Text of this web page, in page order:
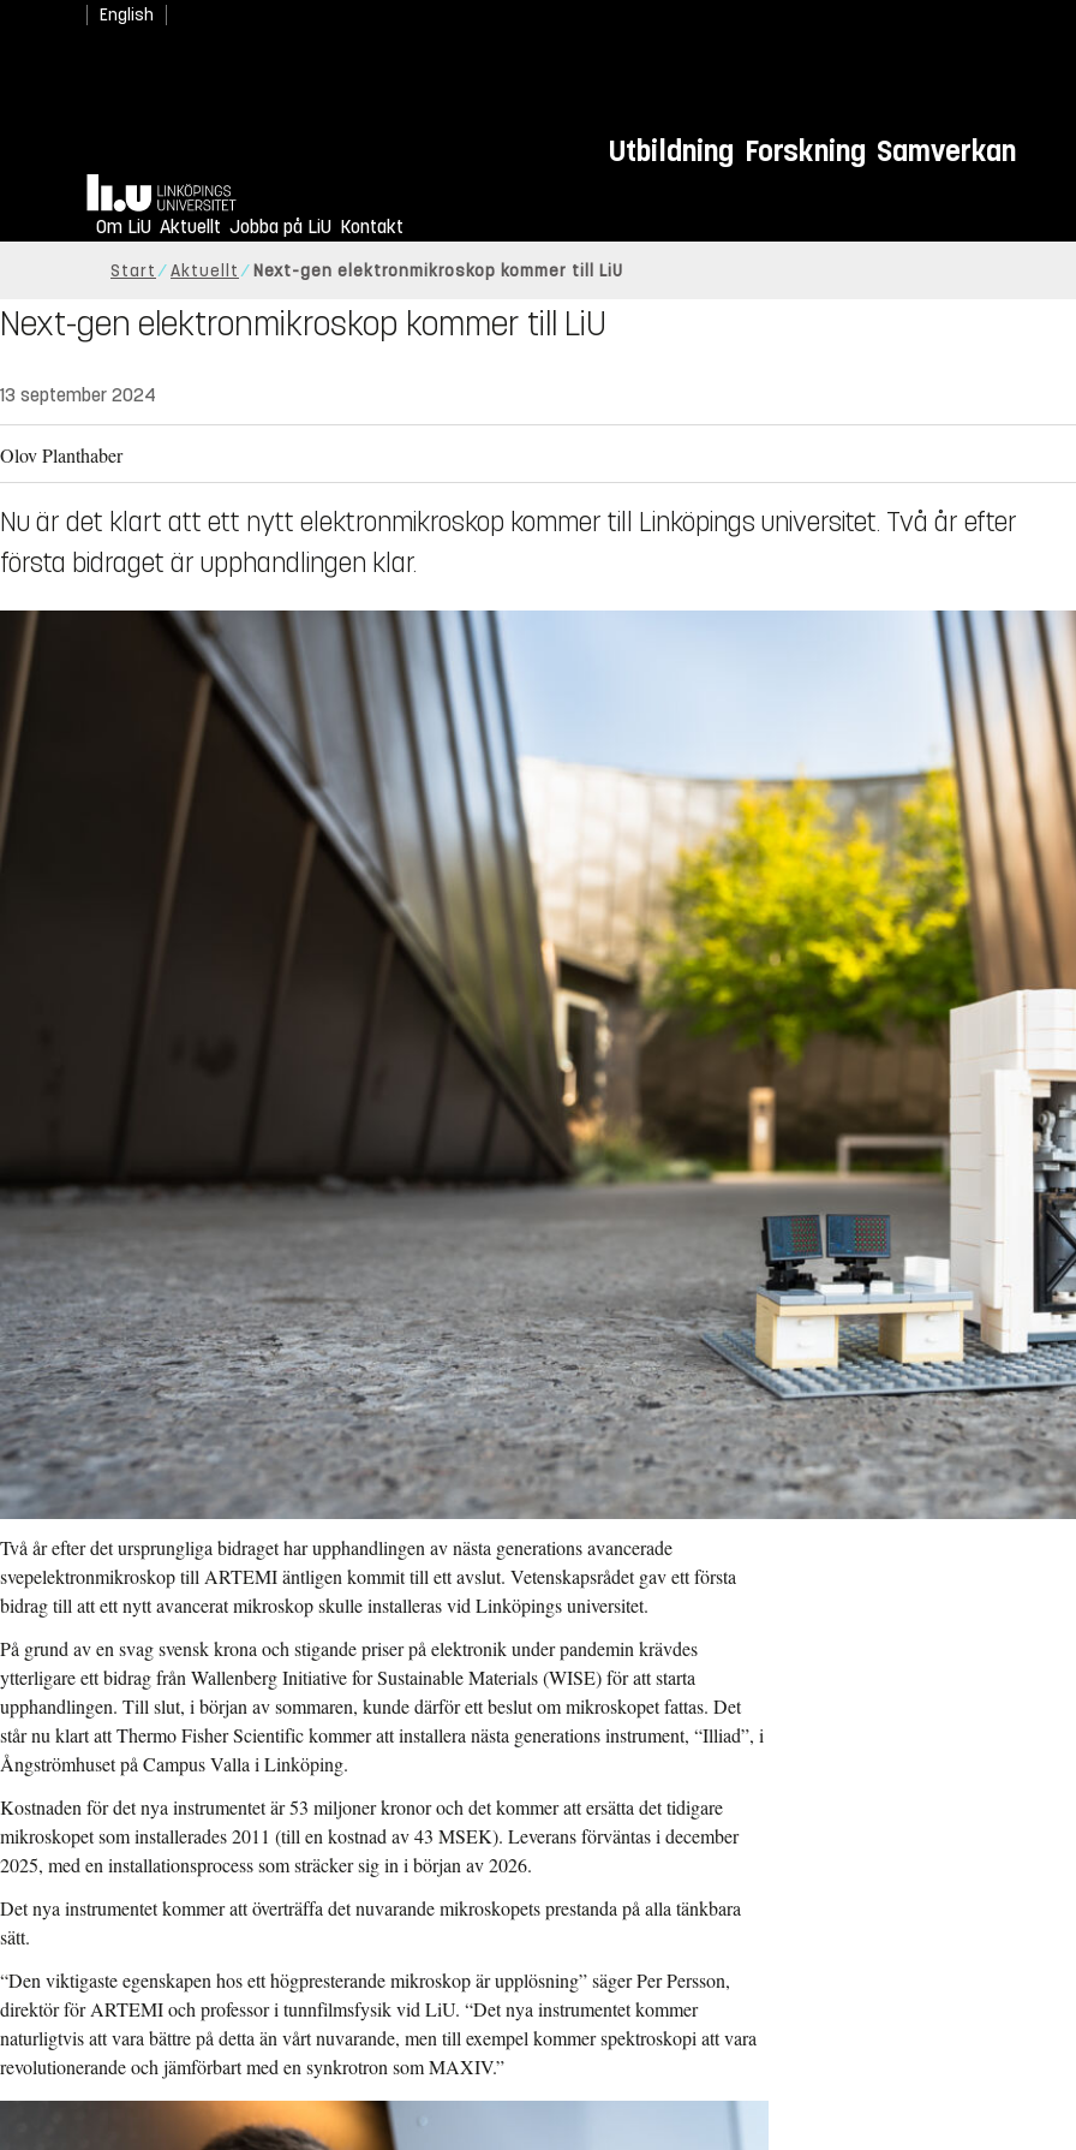
English
Utbildning Forskning Samverkan
Hem
Om LiU Aktuellt Jobba på LiU Kontakt
Start Aktuellt Next-gen elektronmikroskop kommer till LiU
Next-gen elektronmikroskop kommer till LiU
13 september 2024
Olov Planthaber
Nu är det klart att ett nytt elektronmikroskop kommer till Linköpings universitet. Två år efter
första bidraget är upphandlingen klar.
Två år efter det ursprungliga bidraget har upphandlingen av nästa generations avancerade
svepelektronmikroskop till ARTEMI äntligen kommit till ett avslut. Vetenskapsrådet gav ett första
bidrag till att ett nytt avancerat mikroskop skulle installeras vid Linköpings universitet.
På grund av en svag svensk krona och stigande priser på elektronik under pandemin krävdes
ytterligare ett bidrag från Wallenberg Initiative for Sustainable Materials (WISE) för att starta
upphandlingen. Till slut, i början av sommaren, kunde därför ett beslut om mikroskopet fattas. Det
står nu klart att Thermo Fisher Scientific kommer att installera nästa generations instrument, “Illiad”, i
Ångströmhuset på Campus Valla i Linköping.
Kostnaden för det nya instrumentet är 53 miljoner kronor och det kommer att ersätta det tidigare
mikroskopet som installerades 2011 (till en kostnad av 43 MSEK). Leverans förväntas i december
2025, med en installationsprocess som sträcker sig in i början av 2026.
Det nya instrumentet kommer att överträffa det nuvarande mikroskopets prestanda på alla tänkbara
sätt.
“Den viktigaste egenskapen hos ett högpresterande mikroskop är upplösning” säger Per Persson,
direktör för ARTEMI och professor i tunnfilmsfysik vid LiU. “Det nya instrumentet kommer
naturligtvis att vara bättre på detta än vårt nuvarande, men till exempel kommer spektroskopi att vara
revolutionerande och jämförbart med en synkrotron som MAXIV.”